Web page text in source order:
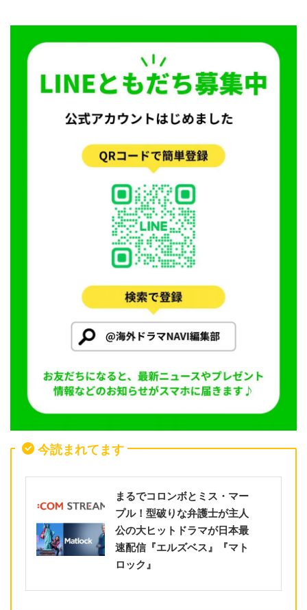
今読まれてます
まるでコロンボとミス・マー
プル！型破りな弁護士が主人
公の大ヒットドラマが日本最
速配信『エルズベス』『マト
ロック』